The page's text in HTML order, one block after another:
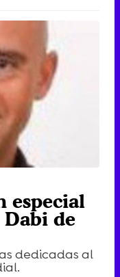
especial
Dabi de
dedicadas al